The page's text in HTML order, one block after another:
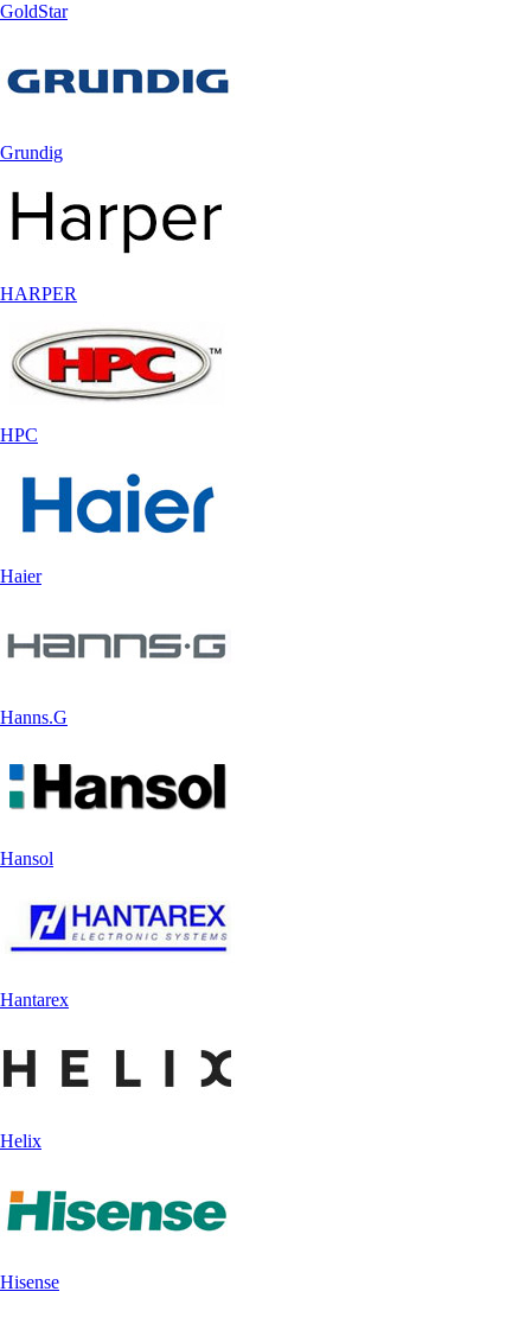
GoldStar
Grundig
HARPER
HPC
Haier
Hanns.G
Hansol
Hantarex
Helix
Hisense